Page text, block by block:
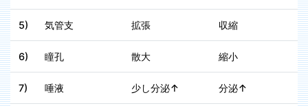
5) 気管支 拡張 収縮
6) 瞳孔 散大 縮小
7) 唾液 少し分泌↑ 分泌↑